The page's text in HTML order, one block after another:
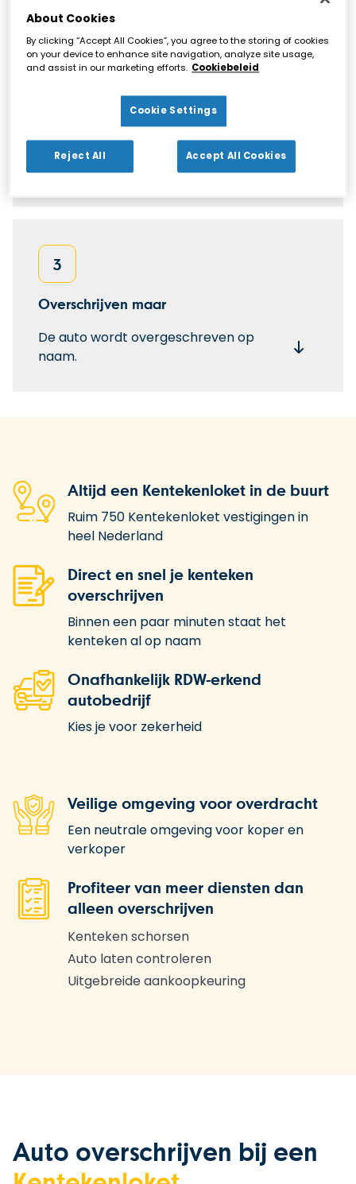
Spreek af bij een Kentekenloket bij
jou in de buurt.
3
Overschrijven maar
De auto wordt overgeschreven op
naam.
Altijd een Kentekenloket in de buurt
Ruim 750 Kentekenloket vestigingen in
heel Nederland
Direct en snel je kenteken
overschrijven
Binnen een paar minuten staat het
kenteken al op naam
Onafhankelijk RDW-erkend
autobedrijf
Kies je voor zekerheid
Veilige omgeving voor overdracht
Een neutrale omgeving voor koper en
verkoper
Profiteer van meer diensten dan
alleen overschrijven
Kenteken schorsen
Auto laten controleren
Uitgebreide aankoopkeuring
Auto overschrijven bij een
About Cookies
By clicking “Accept All Cookies”, you agree to the storing of cookies
on your device to enhance site navigation, analyze site usage,
and assist in our marketing efforts. Cookiebeleid
Cookie Settings
Reject All Accept All Cookies